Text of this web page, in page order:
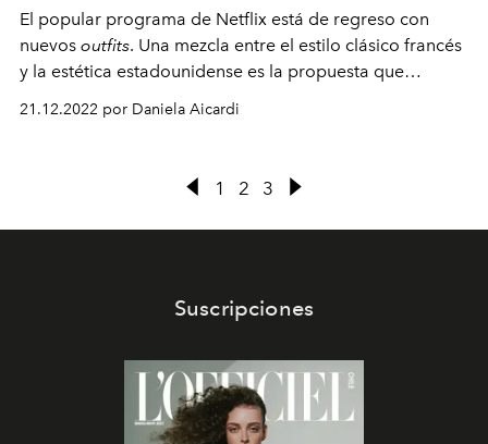
El popular programa de Netflix está de regreso con
nuevos outfits. Una mezcla entre el estilo clásico francés
y la estética estadounidense es la propuesta que
entrega la serie en el guardarropa de Emily Cooper.
21.12.2022 por Daniela Aicardi
1 2 3
Suscripciones